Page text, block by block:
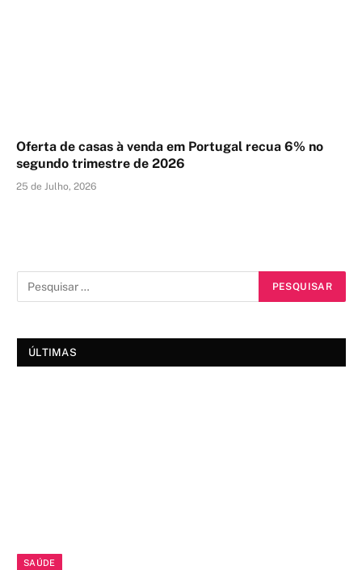
Oferta de casas à venda em Portugal recua 6% no
segundo trimestre de 2026
25 de Julho, 2026
ÚLTIMAS
SAÚDE